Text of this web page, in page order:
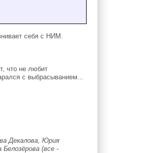
себя с НИМ.
что не любит
с выбрасыванием...
Декалова, Юрия
(все -